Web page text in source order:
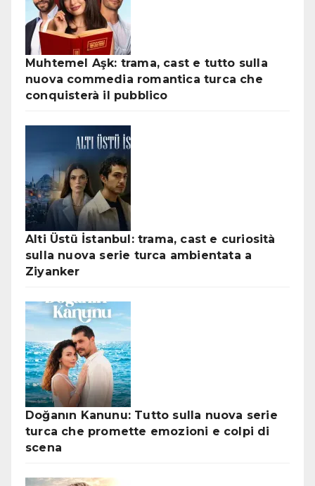
Muhtemel Aşk: trama, cast e tutto sulla
nuova commedia romantica turca che
conquisterà il pubblico
Alti Üstü İstanbul: trama, cast e curiosità
sulla nuova serie turca ambientata a
Ziyanker
Doğanın Kanunu: Tutto sulla nuova serie
turca che promette emozioni e colpi di
scena